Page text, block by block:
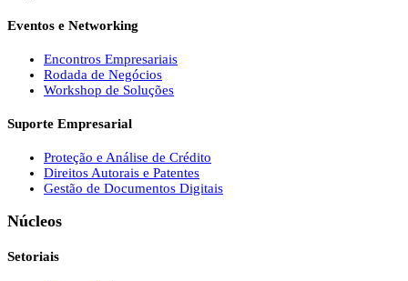
Eventos e Networking
Encontros Empresariais
Rodada de Negócios
Workshop de Soluções
Suporte Empresarial
Proteção e Análise de Crédito
Direitos Autorais e Patentes
Gestão de Documentos Digitais
Núcleos
Setoriais